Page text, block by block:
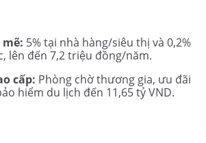
5% tại nhà hàng/siêu thị và 0,2%
lên đến 7,2 triệu đồng/năm.
cấp: Phòng chờ thương gia, ưu đãi
hiểm du lịch đến 11,65 tỷ VND.